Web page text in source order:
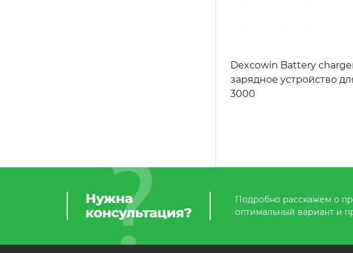
Dexcowin Battery
зарядное устройство
3000
Подробно расскажем о
оптимальный вариант и